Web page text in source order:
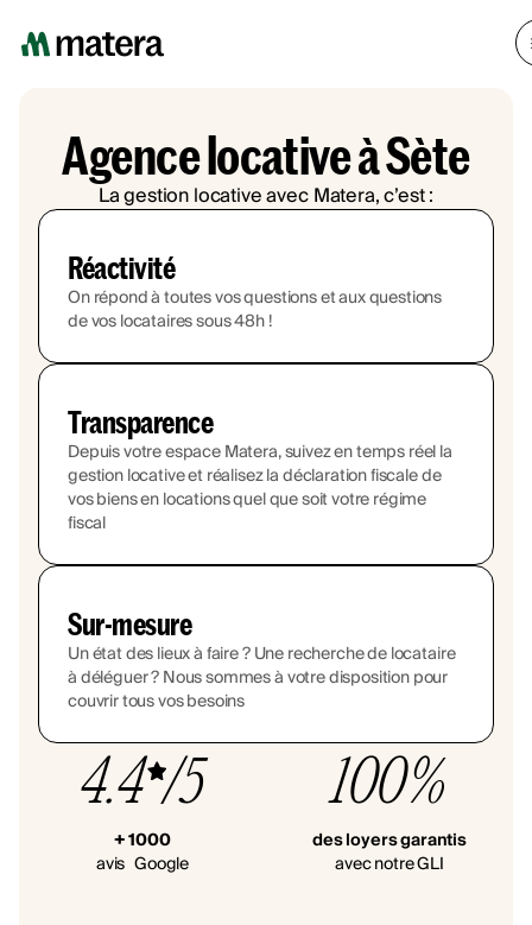
Agence locative à Sète
La gestion locative avec Matera, c’est :
Réactivité
On répond à toutes vos questions et aux questions
de vos locataires sous 48h !
Transparence
Depuis votre espace Matera, suivez en temps réel la
gestion locative et réalisez la déclaration fiscale de
vos biens en locations quel que soit votre régime
fiscal
Sur-mesure
Un état des lieux à faire ? Une recherche de locataire
à déléguer ? Nous sommes à votre disposition pour
couvrir tous vos besoins
4.4 /5
+ 1000
avis Google
100%
des loyers garantis
avec notre GLI